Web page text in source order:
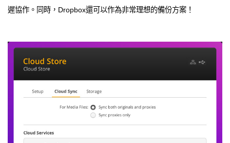
遲協作。同時，Dropbox還可以作為非常理想的備份方案！